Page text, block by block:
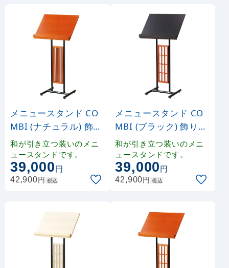
メニュースタンド CO
MBI (ナチュラル) 飾り
縦格子 (W50464)
和が引き立つ装いのメニ
ュースタンドです。
39,000円
42,900円 税込
メニュースタンド CO
MBI (ブラック) 飾り障
子 (W50469)
和が引き立つ装いのメニ
ュースタンドです。
39,000円
42,900円 税込